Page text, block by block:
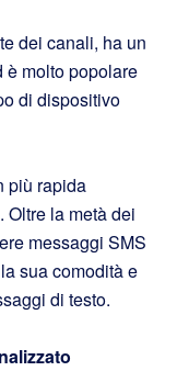
dei canali, ha un
è molto popolare
di dispositivo
più rapida
Oltre la metà dei
messaggi SMS
sua comodità e
di testo.